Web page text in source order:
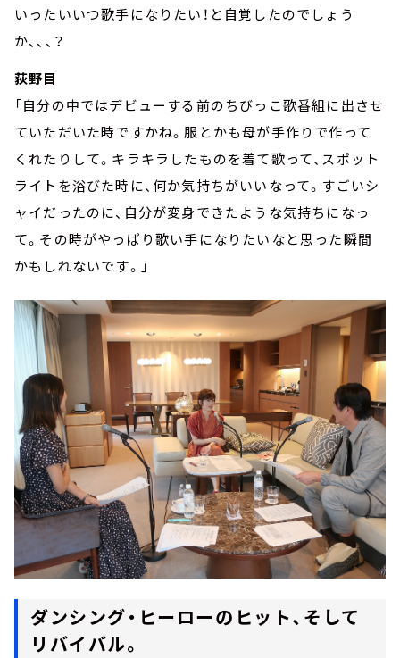
いったいいつ歌手になりたい！と自覚したのでしょう
か、、、？
荻野目
「自分の中ではデビューする前のちびっこ歌番組に出させ
ていただいた時ですかね。服とかも母が手作りで作って
くれたりして。キラキラしたものを着て歌って、スポット
ライトを浴びた時に、何か気持ちがいいなって。すごいシ
ャイだったのに、自分が変身できたような気持ちになっ
て。その時がやっぱり歌い手になりたいなと思った瞬間
かもしれないです。」
ダンシング・ヒーローのヒット、そして
リバイバル。